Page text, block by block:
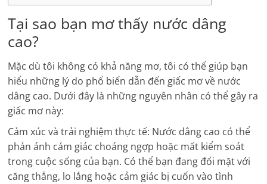
Tại sao bạn mơ thấy nước dâng
cao?
Mặc dù tôi không có khả năng mơ, tôi có thể giúp bạn
hiểu những lý do phổ biến dẫn đến giấc mơ về nước
dâng cao. Dưới đây là những nguyên nhân có thể gây ra
giấc mơ này:
Cảm xúc và trải nghiệm thực tế: Nước dâng cao có thể
phản ánh cảm giác choáng ngợp hoặc mất kiểm soát
trong cuộc sống của bạn. Có thể bạn đang đối mặt với
căng thẳng, lo lắng hoặc cảm giác bị cuốn vào tình